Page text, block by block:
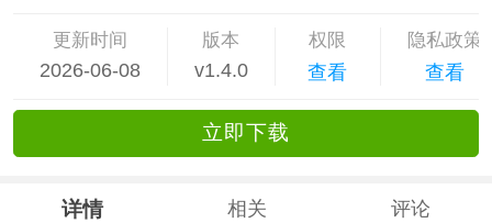
更新时间
2026-06-08
版本
v1.4.0
权限
查看
隐私政策
查看
立即下载
详情 相关 评论